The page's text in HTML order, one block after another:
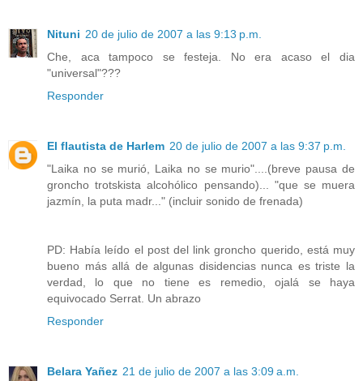
Nituni 20 de julio de 2007 a las 9:13 p.m.
Che, aca tampoco se festeja. No era acaso el dia
"universal"???
Responder
El flautista de Harlem 20 de julio de 2007 a las 9:37 p.m.
"Laika no se murió, Laika no se murio"....(breve pausa de
groncho trotskista alcohólico pensando)... "que se muera
jazmín, la puta madr..." (incluir sonido de frenada)
PD: Había leído el post del link groncho querido, está muy
bueno más allá de algunas disidencias nunca es triste la
verdad, lo que no tiene es remedio, ojalá se haya
equivocado Serrat. Un abrazo
Responder
Belara Yañez 21 de julio de 2007 a las 3:09 a.m.